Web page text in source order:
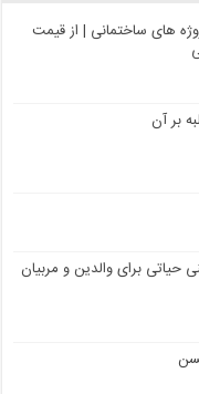
های ساختمانی | از قیمت
بر آن
حیاتی برای والدین و مربیان